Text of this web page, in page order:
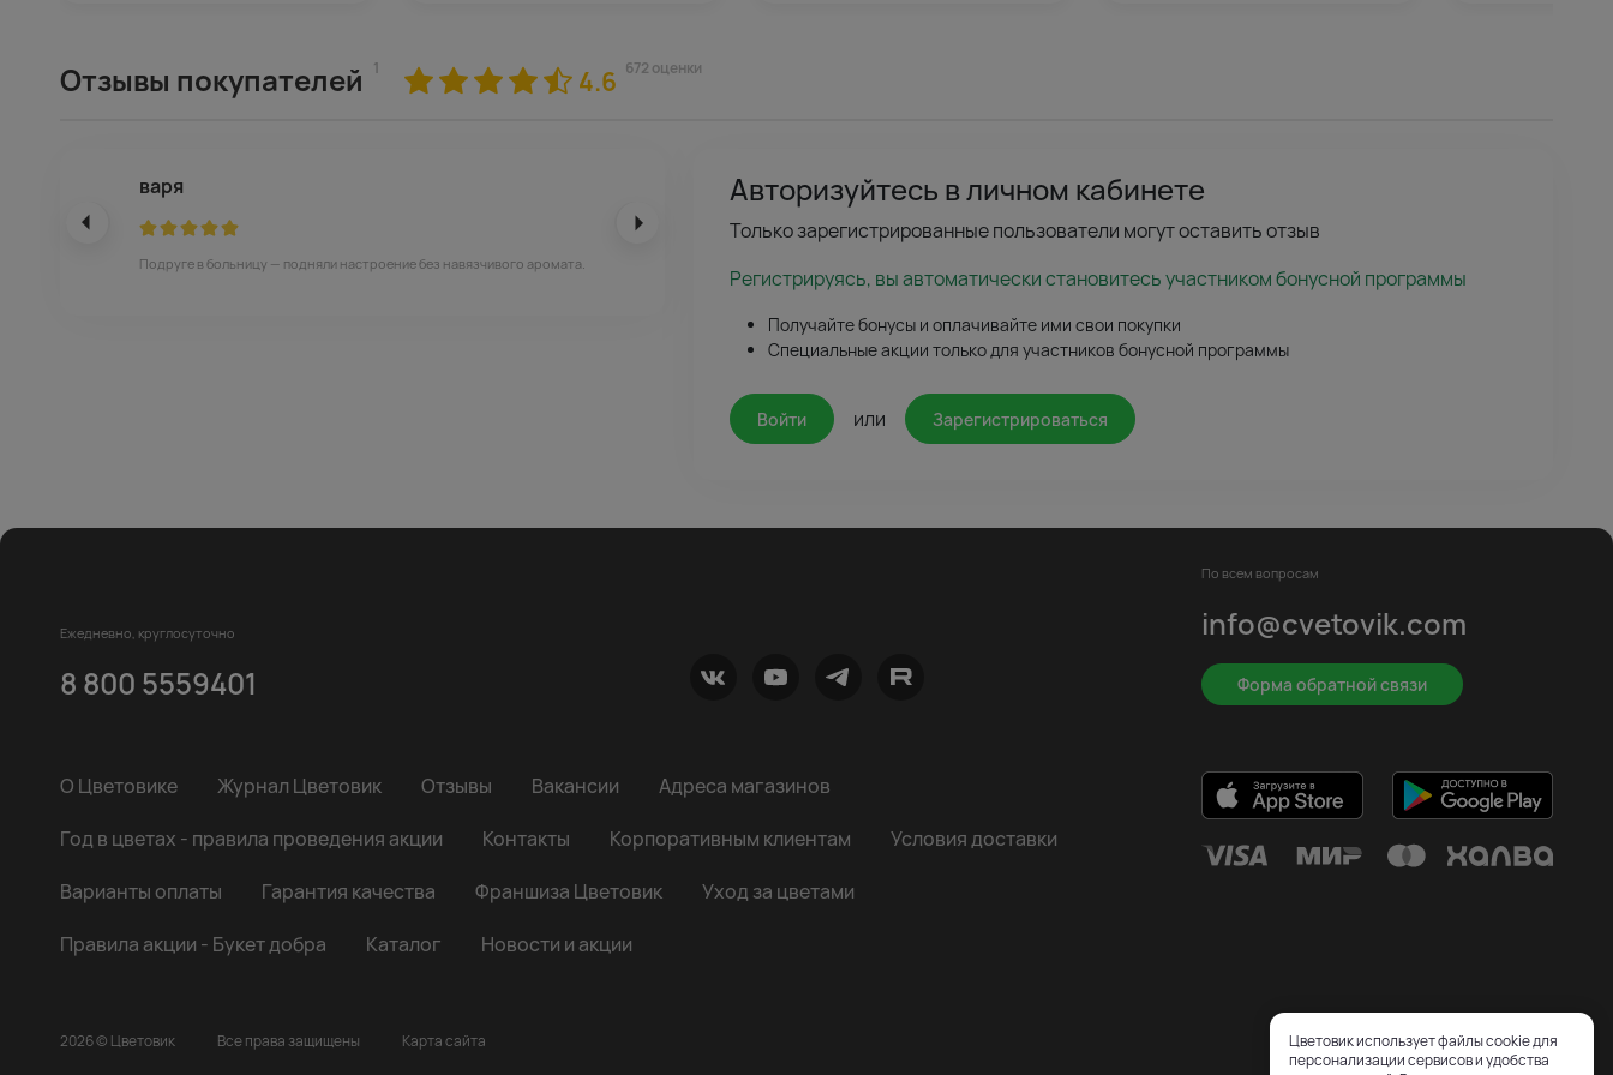
Отзывы покупателей 1 4.6 672 оценки
варя
Подруге в больницу — подняли настроение без навязчивого аромата.
Авторизуйтесь в личном кабинете
Только зарегистрированные пользователи могут оставить отзыв
Регистрируясь, вы автоматически становитесь участником бонусной программы
Получайте бонусы и оплачивайте ими свои покупки
Специальные акции только для участников бонусной программы
Войти или Зарегистрироваться
Ежедневно, круглосуточно
8 800 5559401
По всем вопросам
info@cvetovik.com
Форма обратной связи
О Цветовике Журнал Цветовик Отзывы Вакансии
Адреса магазинов
Год в цветах - правила проведения акции
Контакты Корпоративным клиентам
Условия доставки
Варианты оплаты
Гарантия качества Франшиза Цветовик
Уход за цветами
Правила акции - Букет добра
Каталог Новости и акции
2026 © Цветовик Все права защищены Карта сайта
Цветовик использует файлы cookie для
персонализации сервисов и удобства